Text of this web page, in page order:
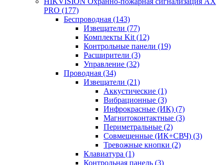
PRO (177)
Беспроводная (143)
Извещатели (77)
Комплекты Kit (12)
Контрольные панели (19)
Расширители (3)
Управление (32)
Проводная (34)
Извещатели (21)
Аккустические (1)
Вибрационные (3)
Инфрокрасные (ИК) (7)
Магнитоконтактные (3)
Периметральные (2)
Совмещенные (ИК+СВЧ) (3)
Тревожные кнопки (2)
Клавиатура (1)
Контрольная панель (3)